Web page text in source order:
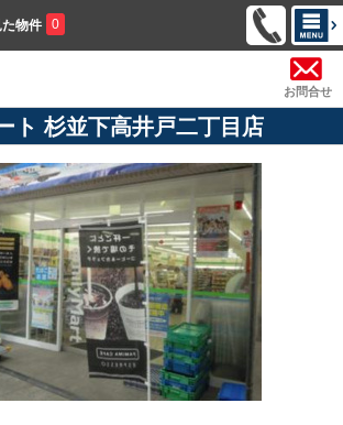
物件 0
お問合せ
ト 杉並下高井戸二丁目店